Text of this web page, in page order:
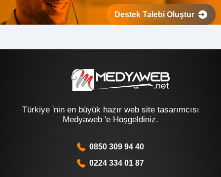
Destek Talebi Oluştur
Türkiye 'nin en büyük hazır web site tasarımcısı
Medyaweb 'e Hoşgeldiniz.
0850 309 94 40
0224 334 01 87